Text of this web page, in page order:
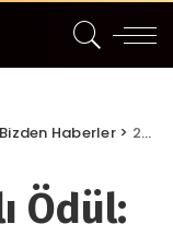
Bizden Haberler> 20 Ülke, 50 Farklı Ödül: “Uluslararası Lüksün Oscarları Ödülü” İstanbul’da yapıldı
Ödül: